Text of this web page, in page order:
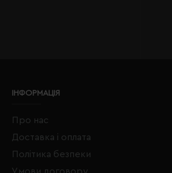
ІНФОРМАЦІЯ
Про нас
Доставка і оплата
Політика безпеки